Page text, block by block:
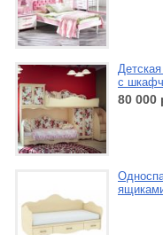
с
80 000